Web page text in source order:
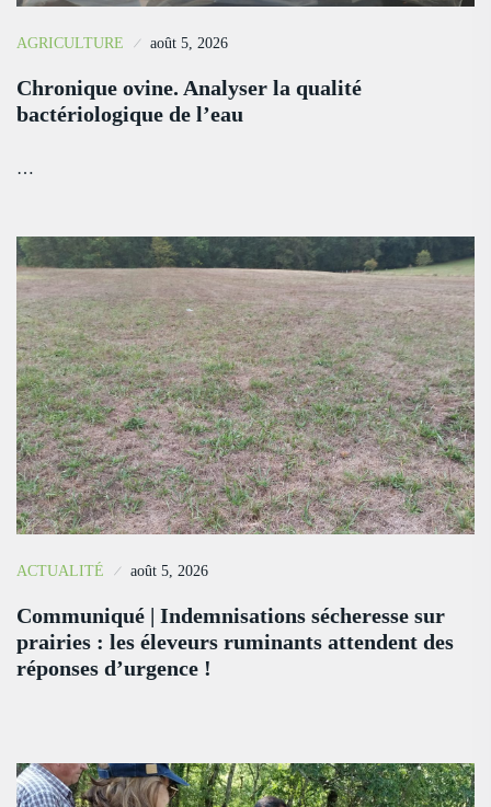
AGRICULTURE août 5, 2026
Chronique ovine. Analyser la qualité
bactériologique de l’eau
…
ACTUALITÉ août 5, 2026
Communiqué | Indemnisations sécheresse sur
prairies : les éleveurs ruminants attendent des
réponses d’urgence !